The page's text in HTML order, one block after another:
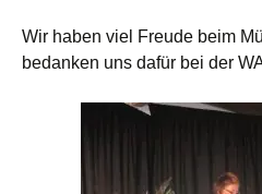
Wir haben viel Freude beim
bedanken uns dafür bei der